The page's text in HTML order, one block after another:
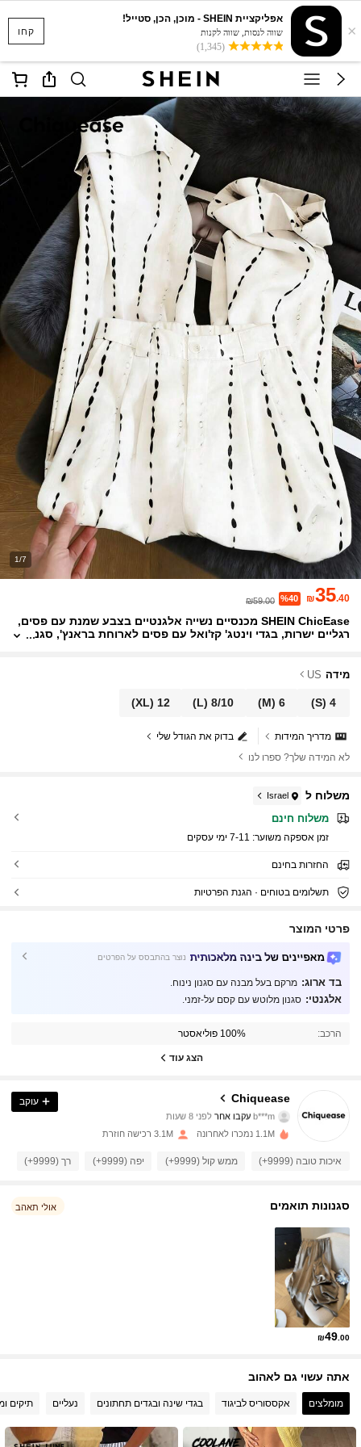
קחו ×
אפליקציית SHEIN - מוכן, הכן, סטייל!
שווה לנסות, שווה לקנות
(1,345)
1/7
₪35.40
%40
₪59.00
SHEIN ChicEase מכנסיים נשייה אלגנטיים בצבע שמנת עם פסים,
רגליים ישרות, בגדי וינטג' קז'ואל עם פסים לארוחת בראנץ', סגנ
מידה US
4
(S)
6
(M)
8/10
(L)
12
(XL)
בדוק את הגודל שלי
מדריך המידות
לא המידה שלך? ספרו לנו
משלוח ל Israel
משלוח חינם
זמן אספקה ​​משוער: 7-11 ימי עסקים
החזרות בחינם
תשלומים בטוחים · הגנת הפרטיות
פרטי המוצר
מאפיינים של בינה מלאכותית נוצר בהתבסס על הפרטים
בד ארוג: מרקם בעל מבנה עם סגנון נינוח.
אלגנטי: סגנון מלוטש עם קסם על-זמני.
הרכב: 100% פוליאסטר
הצג עוד
Chiquease
4.91 287K עוקבים
287K עוקבים
b***m
i***uגולשת
4.91
287K עוקבים
4.91 287K עוקבים
4.91 287K עוקבים
עוקב
1.1M נמכרו לאחרונה 3.1M רכישה חוזרת
איכות טובה (9999+) ממש קול (9999+) יפה (9999+) רך (9999+)
סגנונות תואמים אולי תאהב
₪49.00
אתה עשוי גם לאהוב
מומלצים אקססוריס לביגוד בגדי שינה ובגדים תחתונים נעליים תיקים